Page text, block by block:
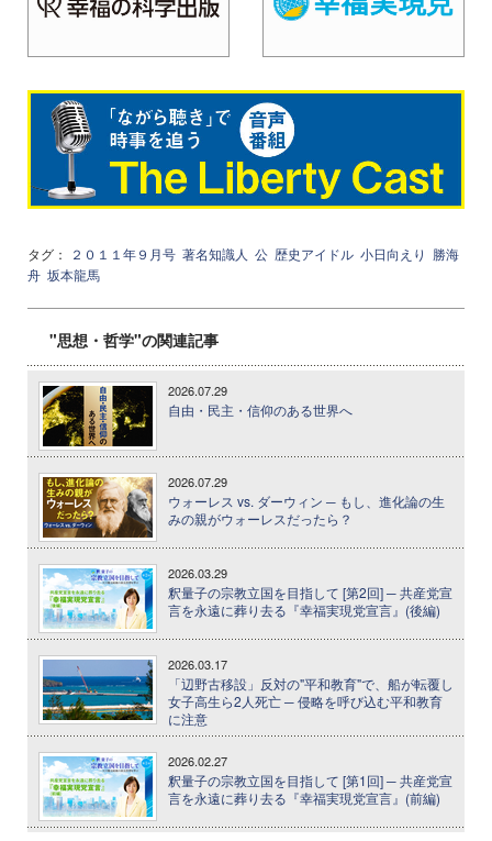
タグ： ２０１１年９月号 著名知識人 公 歴史アイドル 小日向えり 勝海
舟 坂本龍馬
"思想・哲学"の関連記事
2026.07.29
自由・民主・信仰のある世界へ
2026.07.29
ウォーレス vs. ダーウィン ─ もし、進化論の生
みの親がウォーレスだったら？
2026.03.29
釈量子の宗教立国を目指して [第2回] ─ 共産党宣
言を永遠に葬り去る『幸福実現党宣言』(後編)
2026.03.17
「辺野古移設」反対の"平和教育"で、船が転覆し
女子高生ら2人死亡 ─ 侵略を呼び込む平和教育
に注意
2026.02.27
釈量子の宗教立国を目指して [第1回] ─ 共産党宣
言を永遠に葬り去る『幸福実現党宣言』(前編)